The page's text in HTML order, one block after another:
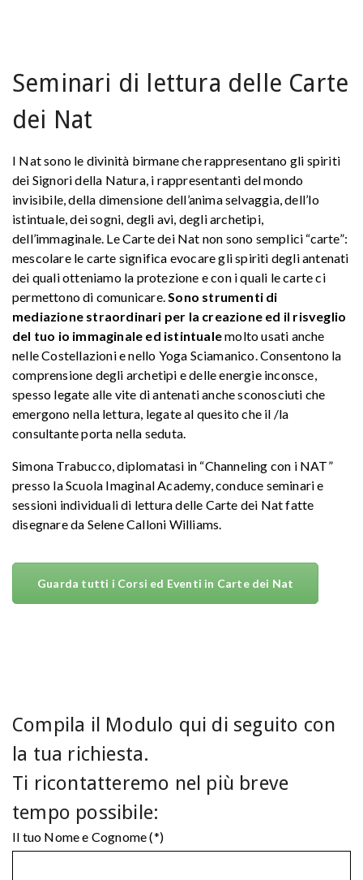
Seminari di lettura delle Carte
dei Nat
I Nat sono le divinità birmane che rappresentano gli spiriti
dei Signori della Natura, i rappresentanti del mondo
invisibile, della dimensione dell’anima selvaggia, dell’Io
istintuale, dei sogni, degli avi, degli archetipi,
dell’immaginale. Le Carte dei Nat non sono semplici “carte”:
mescolare le carte significa evocare gli spiriti degli antenati
dei quali otteniamo la protezione e con i quali le carte ci
permettono di comunicare. Sono strumenti di
mediazione straordinari per la creazione ed il risveglio
del tuo io immaginale ed istintualemolto usati anche
nelle Costellazioni e nello Yoga Sciamanico. Consentono la
comprensione degli archetipi e delle energie inconsce,
spesso legate alle vite di antenati anche sconosciuti che
emergono nella lettura, legate al quesito che il /la
consultante porta nella seduta.
Simona Trabucco, diplomatasi in “Channeling con i NAT”
presso la Scuola Imaginal Academy, conduce seminari e
sessioni individuali di lettura delle Carte dei Nat fatte
disegnare da Selene Calloni Williams.
Guarda tutti i Corsi ed Eventi in Carte dei Nat
Compila il Modulo qui di seguito con
la tua richiesta.
Ti ricontatteremo nel più breve
tempo possibile:
Il tuo Nome e Cognome (*)